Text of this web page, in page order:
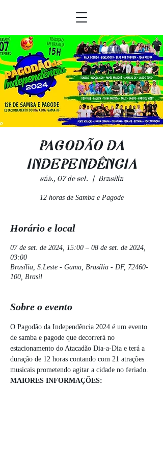
PAGODÃO DA
INDEPENDÊNCIA
sáb., 07 de set.
  |
Brasília
12 horas de Samba e Pagode
Horário e local
07 de set. de 2024, 15:00 – 08 de set. de 2024,
03:00
Brasília, S.Leste - Gama, Brasília - DF, 72460-
100, Brasil
Sobre o evento
O Pagodão da Independência 2024 é um evento
de samba e pagode que decorrerá no
estacionamento do Atacadão Dia-a-Dia e terá a
duração de 12 horas contando com 21 atrações
musicais prometendo agitar a cidade no feriado.
MAIORES INFORMAÇÕES: